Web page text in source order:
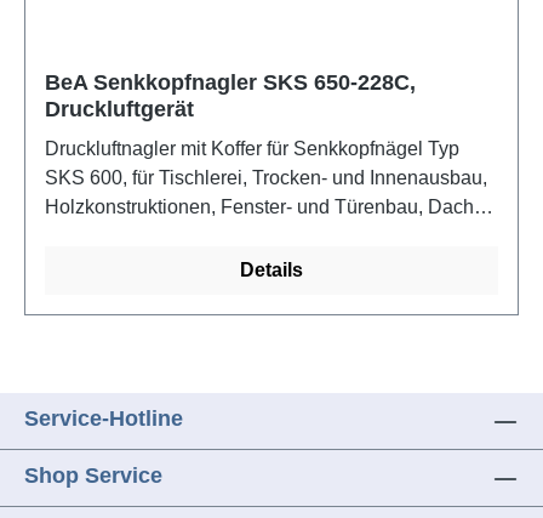
BeA Senkkopfnagler SKS 650-228C,
Druckluftgerät
Druckluftnagler mit Koffer für Senkkopfnägel Typ
SKS 600, für Tischlerei, Trocken- und Innenausbau,
Holzkonstruktionen, Fenster- und Türenbau, Dach-
Transportkoffer, justierbare Tiefeneinstellung,
Details
Service-Hotline
Shop Service